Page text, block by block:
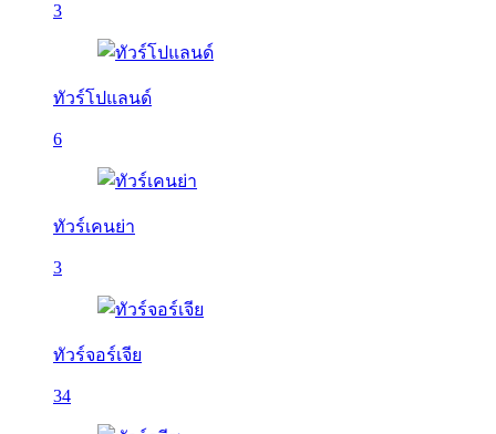
3
ทัวร์โปแลนด์
6
ทัวร์เคนย่า
3
ทัวร์จอร์เจีย
34